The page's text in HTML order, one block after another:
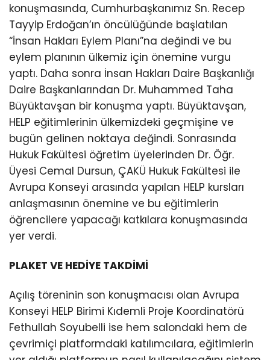
konuşmasında, Cumhurbaşkanımız Sn. Recep
Tayyip Erdoğan’ın öncülüğünde başlatılan
“İnsan Hakları Eylem Planı”na değindi ve bu
eylem planının ülkemiz için önemine vurgu
yaptı. Daha sonra İnsan Hakları Daire Başkanlığı
Daire Başkanlarından Dr. Muhammed Taha
Büyüktavşan bir konuşma yaptı. Büyüktavşan,
HELP eğitimlerinin ülkemizdeki geçmişine ve
bugün gelinen noktaya değindi. Sonrasında
Hukuk Fakültesi öğretim üyelerinden Dr. Öğr.
Üyesi Cemal Dursun, ÇAKÜ Hukuk Fakültesi ile
Avrupa Konseyi arasında yapılan HELP kursları
anlaşmasının önemine ve bu eğitimlerin
öğrencilere yapacağı katkılara konuşmasında
yer verdi.
PLAKET VE HEDİYE TAKDİMİ
Açılış töreninin son konuşmacısı olan Avrupa
Konseyi HELP Birimi Kıdemli Proje Koordinatörü
Fethullah Soyubelli ise hem salondaki hem de
çevrimiçi platformdaki katılımcılara, eğitimlerin